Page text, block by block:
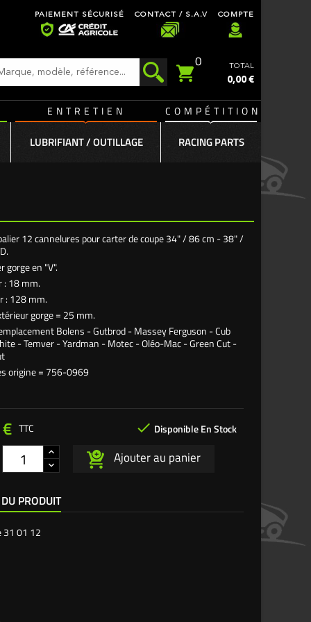
PAIEMENT SÉCURISÉ CONTACT / S.A.V COMPTE
0 TOTAL
0,00 €
ENTRETIEN COMPÉTITION
LUBRIFIANT / OUTILLAGE RACING PARTS
12 cannelures pour carter de coupe 34" / 86 cm - 38" /
gorge en "V".
: 18 mm.
: 128 mm.
gorge = 25 mm.
Bolens - Gutbrod - Massey Ferguson - Cub
- Temver - Yardman - Motec - Oléo-Mac - Green Cut -
origine = 756-0969
 Disponible En Stock
TTC
Ajouter au panier
PRODUIT
31 01 12